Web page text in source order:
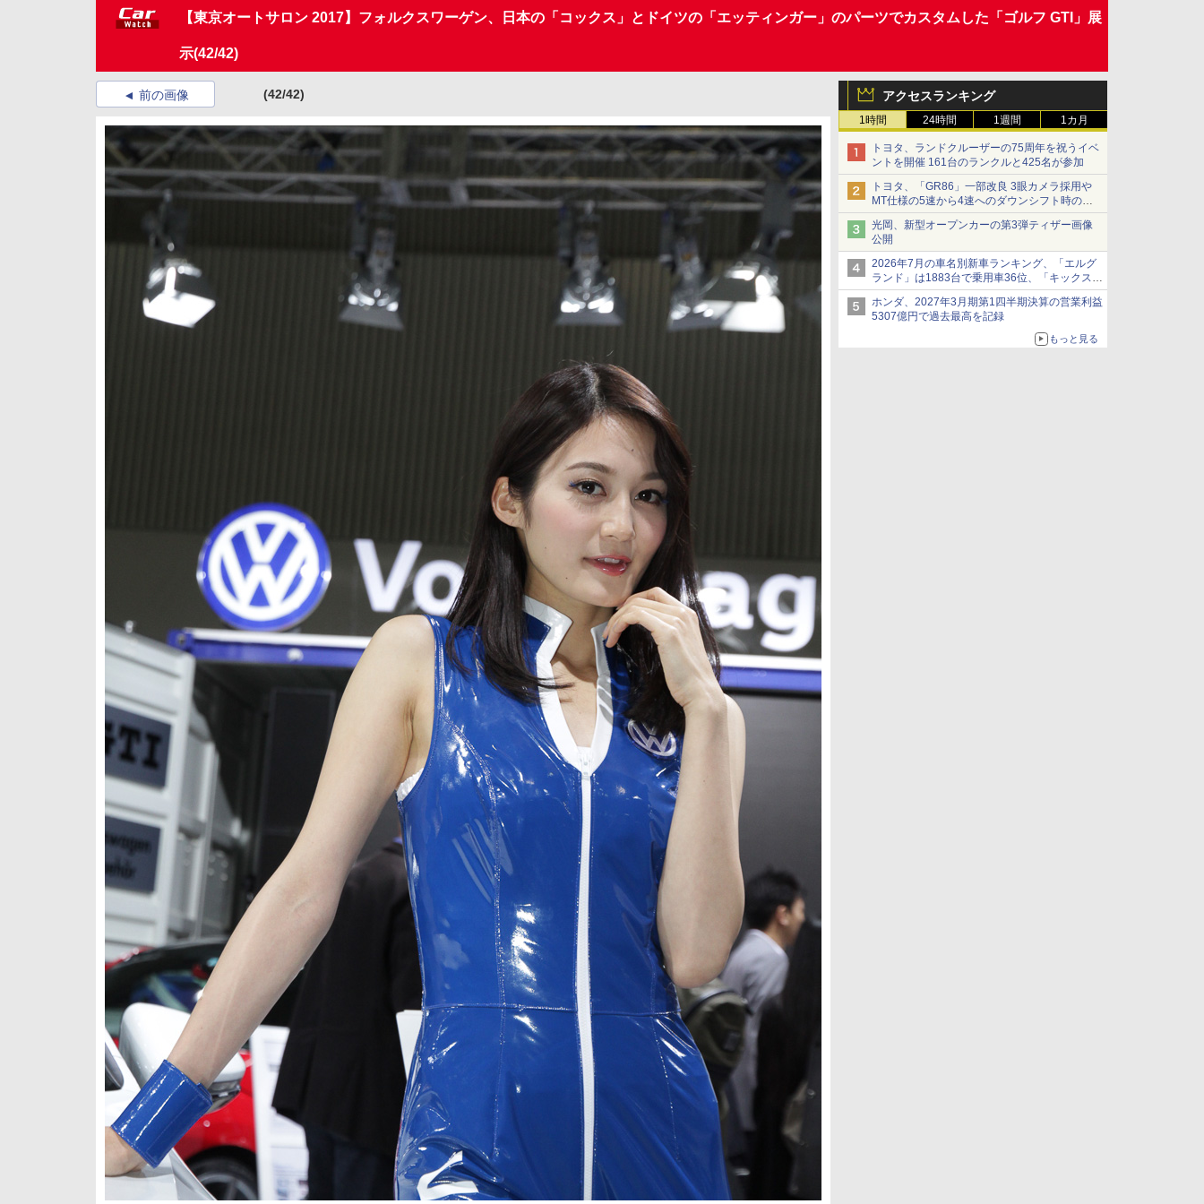
【東京オートサロン 2017】フォルクスワーゲン、日本の「コックス」とドイツの「エッティンガー」のパーツでカスタムした「ゴルフ GTI」展
示(42/42)
アクセスランキング
1時間 24時間 1週間 1カ月
トヨタ、ランドクルーザーの75周年を祝うイベ
ントを開催 161台のランクルと425名が参加
トヨタ、「GR86」一部改良 3眼カメラ採用や
MT仕様の5速から4速へのダウンシフト時の操
作性向上など
光岡、新型オープンカーの第3弾ティザー画像
公開
2026年7月の車名別新車ランキング、「エルグ
ランド」は1883台で乗用車36位、「キックス」
は2591台で27位に
ホンダ、2027年3月期第1四半期決算の営業利益
5307億円で過去最高を記録
もっと見る
前の画像 (42/42)